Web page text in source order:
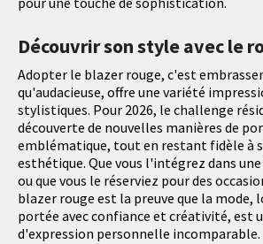
Découvrir son style avec le
Adopter le blazer rouge, c'est
qu'audacieuse, offre une variété
stylistiques. Pour 2026, le challenge
découverte de nouvelles manières de
emblématique, tout en restant fidèle à
esthétique. Que vous l'intégrez dans
ou que vous le réserviez pour des
blazer rouge est la preuve que la mode,
portée avec confiance et créativité, est
d'expression personnelle incomparable.